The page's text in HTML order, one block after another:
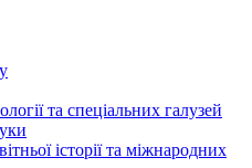
та спеціальних галузей
історії та міжнародних